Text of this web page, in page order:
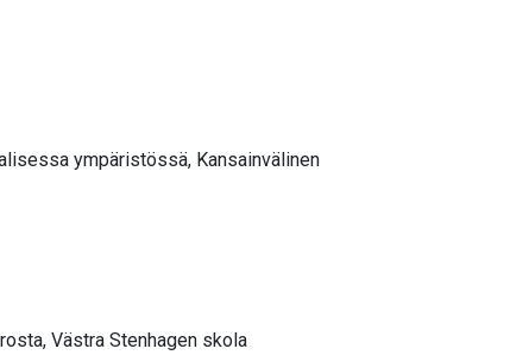
ympäristössä, Kansainvälinen
Västra Stenhagen skola